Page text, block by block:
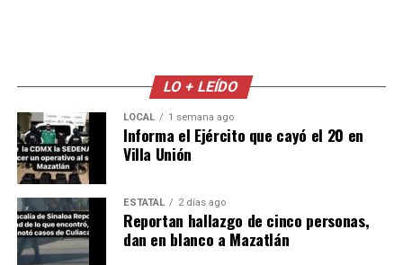
LO + LEÍDO
LOCAL 1 semana ago
Informa el Ejército que cayó el 20 en
Villa Unión
ESTATAL 2 días ago
Reportan hallazgo de cinco personas,
dan en blanco a Mazatlán